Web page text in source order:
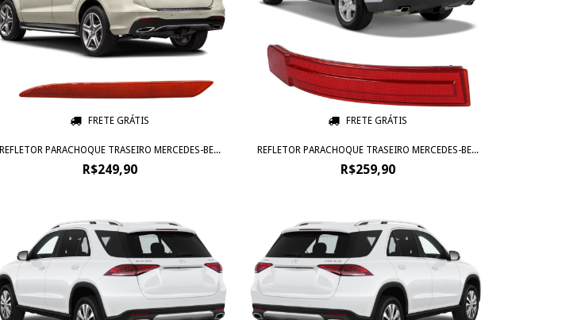
FRETE GRÁTIS
REFLETOR PARACHOQUE TRASEIRO MERCEDES-BE...
R$249,90
FRETE GRÁTIS
REFLETOR PARACHOQUE TRASEIRO MERCEDES-BE...
R$259,90